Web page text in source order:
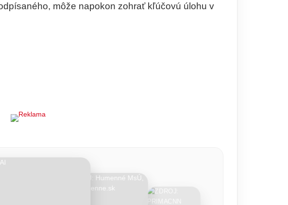
môže napokon zohrať kľúčovú úlohu v